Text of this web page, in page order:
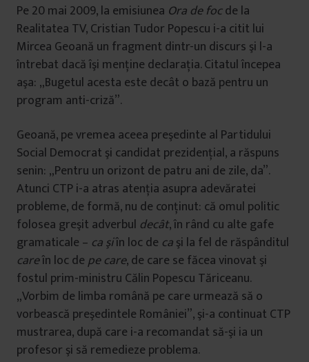
Pe 20 mai 2009, la emisiunea Ora de focde la
Realitatea TV, Cristian Tudor Popescu i-a citit lui
Mircea Geoană un fragment dintr-un discurs şi l-a
întrebat dacă îşi menţine declaraţia. Citatul începea
aşa: „Bugetul acesta este decât o bază pentru un
program anti-criză”.
Geoană, pe vremea aceea preşedinte al Partidului
Social Democrat şi candidat prezidenţial, a răspuns
senin: „Pentru un orizont de patru ani de zile, da”.
Atunci CTP i-a atras atenţia asupra adevăratei
probleme, de formă, nu de conţinut: că omul politic
folosea greşit adverbul decât, în rând cu alte gafe
gramaticale – ca şiîn loc de caşi la fel de răspânditul
careîn loc depe care, de care se făcea vinovat şi
fostul prim-ministru Călin Popescu Tăriceanu.
„Vorbim de limba română pe care urmează să o
vorbească preşedintele României”, şi-a continuat CTP
mustrarea, după care i-a recomandat să-şi ia un
profesor şi să remedieze problema.